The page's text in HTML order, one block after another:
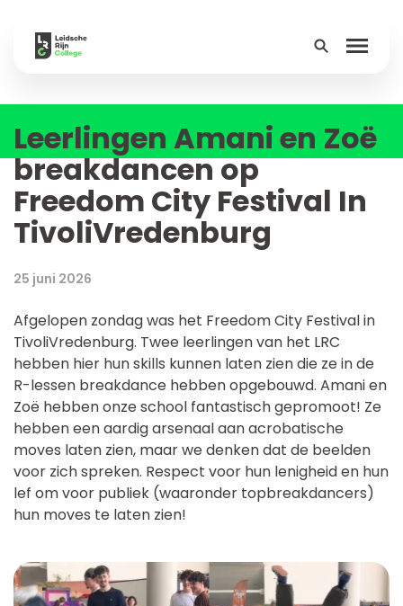
Over
Onderwijs
Leerlingen
Contact
Schoolgids
Magister
Leerlingen Amani en Zoë
breakdancen op
Freedom City Festival In
TivoliVredenburg
25 juni 2026
Afgelopen zondag was het Freedom City Festival in
TivoliVredenburg. Twee leerlingen van het LRC
hebben hier hun skills kunnen laten zien die ze in de
R-lessen breakdance hebben opgebouwd. Amani en
Zoë hebben onze school fantastisch gepromoot! Ze
hebben een aardig arsenaal aan acrobatische
moves laten zien, maar we denken dat de beelden
voor zich spreken. Respect voor hun lenigheid en hun
lef om voor publiek (waaronder topbreakdancers)
hun moves te laten zien!